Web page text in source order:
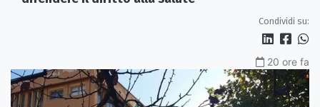
Condividi su:
20 ore fa